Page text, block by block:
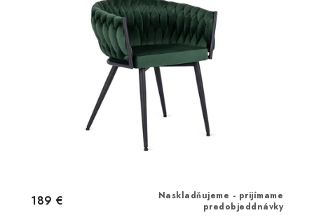
Naskladňujeme - prijímame
predobjeddnávky
189 €